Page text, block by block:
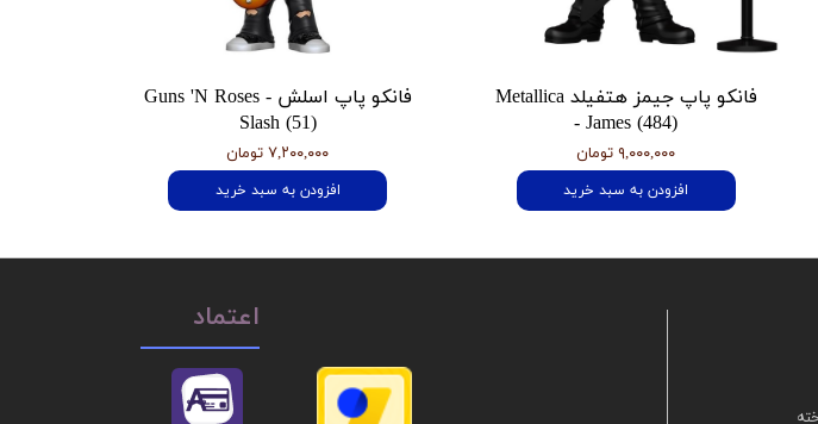
فانکو پاپ جیمز هتفیلد Metallica
- James (484)
۹,۰۰۰,۰۰۰ تومان
افزودن به سبد خرید
فانکو پاپ اسلش Guns 'N Roses -
Slash (51)
۷,۲۰۰,۰۰۰ تومان
افزودن به سبد خرید
اعتماد